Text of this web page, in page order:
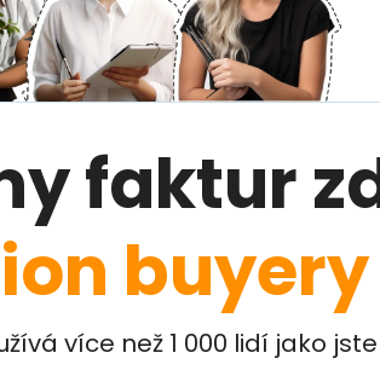
faktur
buyery
více než 1 000 lidí jako jste